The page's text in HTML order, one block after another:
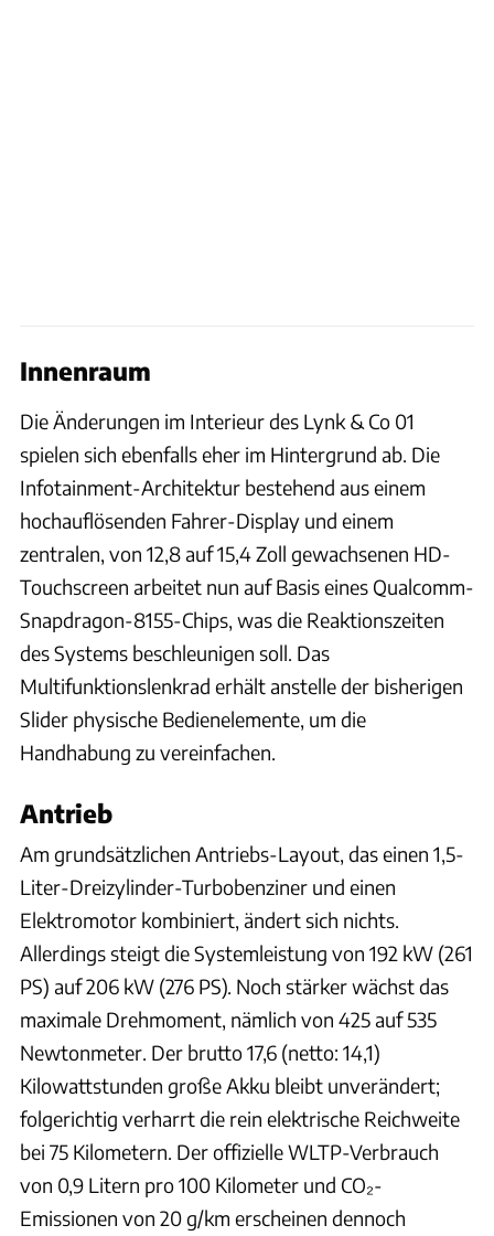
Innenraum
Die Änderungen im Interieur des Lynk & Co 01
spielen sich ebenfalls eher im Hintergrund ab. Die
Infotainment-Architektur bestehend aus einem
hochauflösenden Fahrer-Display und einem
zentralen, von 12,8 auf 15,4 Zoll gewachsenen HD-
Touchscreen arbeitet nun auf Basis eines Qualcomm-
Snapdragon-8155-Chips, was die Reaktionszeiten
des Systems beschleunigen soll. Das
Multifunktionslenkrad erhält anstelle der bisherigen
Slider physische Bedienelemente, um die
Handhabung zu vereinfachen.
Antrieb
Am grundsätzlichen Antriebs-Layout, das einen 1,5-
Liter-Dreizylinder-Turbobenziner und einen
Elektromotor kombiniert, ändert sich nichts.
Allerdings steigt die Systemleistung von 192 kW (261
PS) auf 206 kW (276 PS). Noch stärker wächst das
maximale Drehmoment, nämlich von 425 auf 535
Newtonmeter. Der brutto 17,6 (netto: 14,1)
Kilowattstunden große Akku bleibt unverändert;
folgerichtig verharrt die rein elektrische Reichweite
bei 75 Kilometern. Der offizielle WLTP-Verbrauch
von 0,9 Litern pro 100 Kilometer und CO₂-
Emissionen von 20 g/km erscheinen dennoch